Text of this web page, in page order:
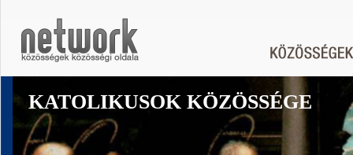
KATOLIKUSOK KÖZÖSSÉGE